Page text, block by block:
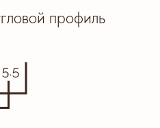
профиль